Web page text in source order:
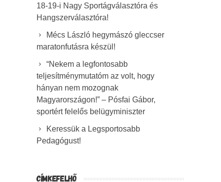
18-19-i Nagy Sportágválasztóra és
Hangszerválasztóra!
Mécs László hegymászó gleccser
maratonfutásra készül!
“Nekem a legfontosabb
teljesítménymutatóm az volt, hogy
hányan nem mozognak
Magyarországon!” – Pósfai Gábor,
sportért felelős belügyminiszter
Keressük a Legsportosabb
Pedagógust!
CÍMKEFELHŐ